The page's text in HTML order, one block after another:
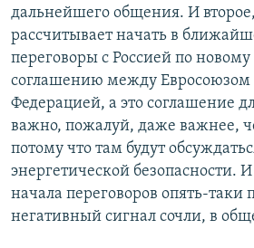
дальнейшего общения. И
рассчитывает начать в
переговоры с Россией по новому
соглашению между Евросоюзом
Федерацией, а это соглашение
важно, пожалуй, даже важнее,
потому что там будут
энергетической безопасности.
начала переговоров опять-таки
негативный сигнал сочли, в